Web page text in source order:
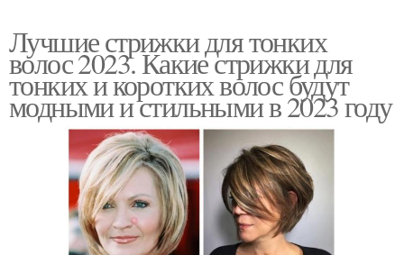
Лучшие стрижки для тонких
волос 2023. Какие стрижки для
тонких и коротких волос будут
модными и стильными в 2023 году